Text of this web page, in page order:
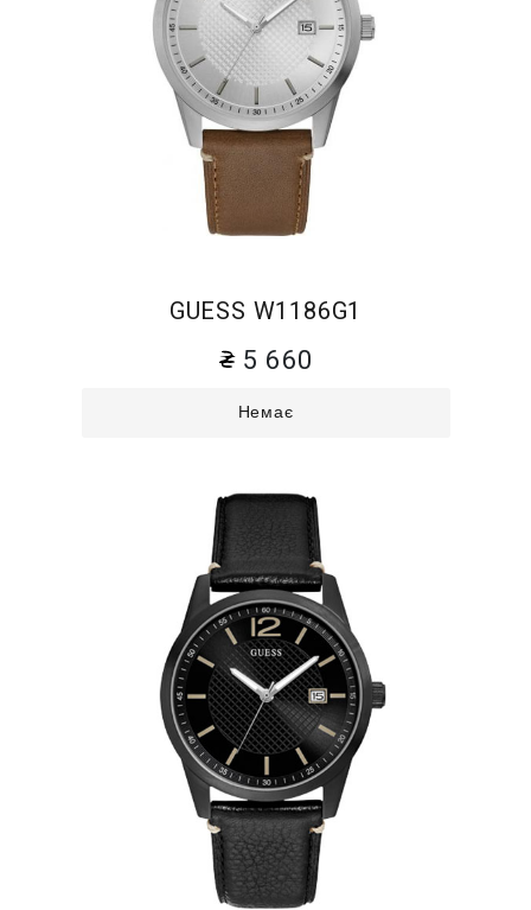
GUESS W1186G1
5 660
Немає